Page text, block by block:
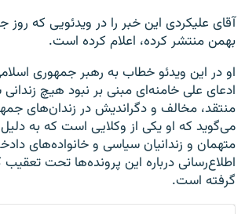
بهمن منتشر کرده، اعلام کرده است.
او در این ویدئو خطاب به رهبر جمهوری
ادعای علی خامنه‌ای مبنی بر نبود هیچ
منتقد، مخالف و دگراندیش در زندان‌های
می‌گوید که او یکی از وکلایی است که به
متهمان و زندانیان سیاسی و خانواده‌های
اطلاع‌رسانی درباره این پرونده‌ها تحت تعقیب
گرفته است.